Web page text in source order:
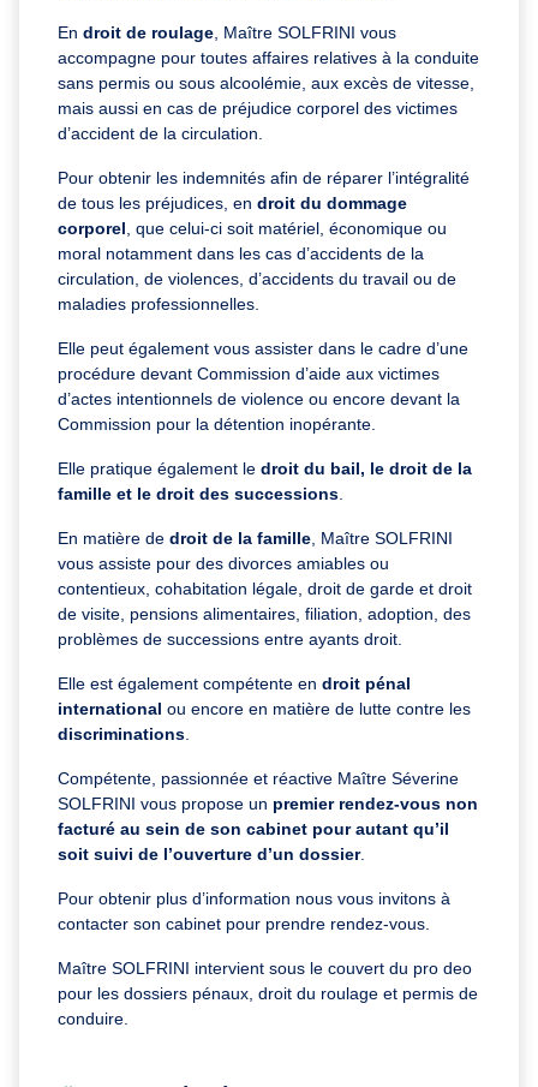
En droit de roulage , Maître SOLFRINI vous
accompagne pour toutes affaires relatives à la conduite
sans permis ou sous alcoolémie, aux excès de vitesse,
mais aussi en cas de préjudice corporel des victimes
d’accident de la circulation.
Pour obtenir les indemnités afin de réparer l’intégralité
de tous les préjudices, en droit du dommage
corporel , que celui-ci soit matériel, économique ou
moral notamment dans les cas d’accidents de la
circulation, de violences, d’accidents du travail ou de
maladies professionnelles.
Elle peut également vous assister dans le cadre d’une
procédure devant Commission d’aide aux victimes
d’actes intentionnels de violence ou encore devant la
Commission pour la détention inopérante.
Elle pratique également le droit du bail, le droit de la
famille et le droit des successions
En matière de droit de la famille , Maître SOLFRINI
vous assiste pour des divorces amiables ou
contentieux, cohabitation légale, droit de garde et droit
de visite, pensions alimentaires, filiation, adoption, des
problèmes de successions entre ayants droit.
Elle est également compétente en droit pénal
international ou encore en matière de lutte contre les
discriminations
Compétente, passionnée et réactive Maître Séverine
SOLFRINI vous propose un premier rendez-vous non
facturé au sein de son cabinet pour autant qu’il
soit suivi de l’ouverture d’un dossier.
Pour obtenir plus d’information nous vous invitons à
contacter son cabinet pour prendre rendez-vous.
Maître SOLFRINI intervient sous le couvert du pro deo
pour les dossiers pénaux, droit du roulage et permis de
conduire.